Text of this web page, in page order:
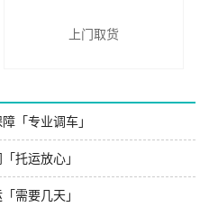
上门取货
「专业调车」
托运放心」
需要几天」